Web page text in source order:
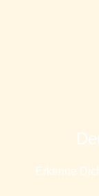
Erkenne